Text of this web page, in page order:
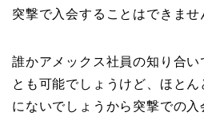
突撃で入会することはできませ
誰かアメックス社員の知り合い
とも可能でしょうけど、ほと
にないでしょうから突撃での入